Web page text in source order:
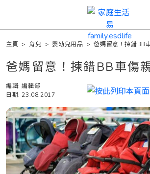
主頁 > 育兒 > 嬰幼兒用品 >爸媽留意！揀錯BB
爸媽留意！揀錯BB車傷
編輯: 編輯部
日期: 23.08.2017